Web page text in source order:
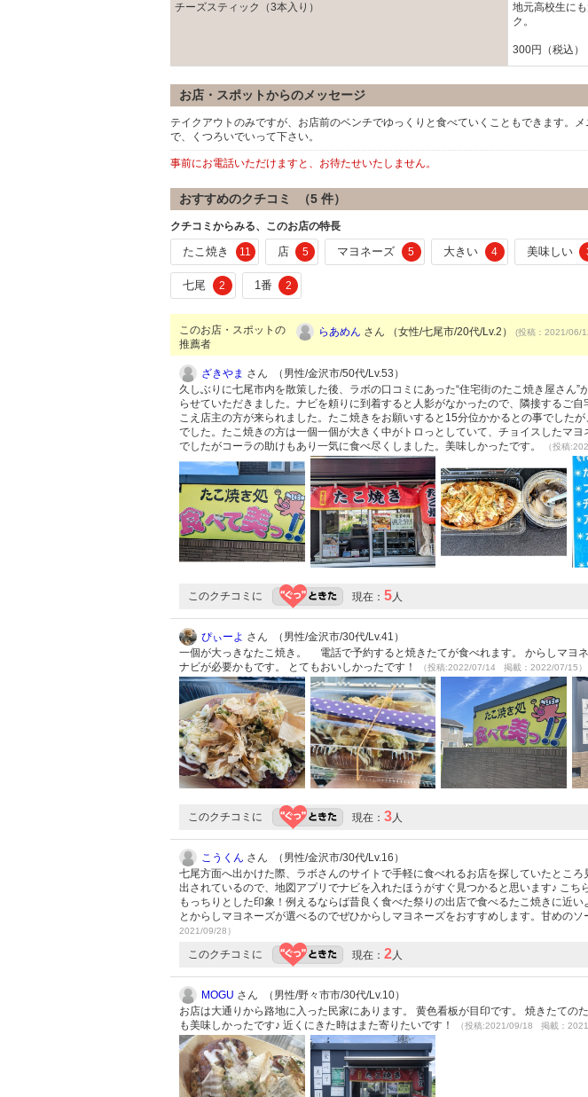
チーズスティック（3本入り）
地元高校生に
ク。
300円（税込）
お店・スポットからのメッセージ
テイクアウトのみですが、お店前のベンチでゆっくりと食べていくこともできます。
で、くつろいでいって下さい。
事前にお電話いただけますと、お待たせいたしません。
おすすめのクチコミ （5 件）
クチコミからみる、このお店の特長
たこ焼き 11 店 5 マヨネーズ 5 大きい 4 美味しい
七尾 2 1番 2
このお店・スポットの
推薦者
らあめん さん （女性/七尾市/20代/Lv.2） (投稿：2021/06/
ざきやま さん （男性/金沢市/50代/Lv.53）
久しぶりに七尾市内を散策した後、ラボの口コミにあった“住宅街のたこ焼き屋さん
らせていただきました。ナビを頼りに到着すると人影がなかったので、隣接するご
こえ店主の方が来られました。たこ焼きをお願いすると15分位かかるとの事でした
でした。たこ焼きの方は一個一個が大きく中がトロっとしていて、チョイスしたマ
でしたがコーラの助けもあり一気に食べ尽くしました。美味しかったです。
（投稿
このクチコミに 現在： 5人
ぴぃーよ さん （男性/金沢市/30代/Lv.41）
一個が大っきなたこ焼き。 電話で予約すると焼きたてが食べれます。 からしマヨ
ナビが必要かもです。 とてもおいしかったです！
（投稿:2022/07/14 掲載：2022/07/15）
このクチコミに 現在： 3人
こうくん さん （男性/金沢市/30代/Lv.16）
七尾方面へ出かけた際、ラボさんのサイトで手軽に食べれるお店を探していたとこ
出されているので、地図アプリでナビを入れたほうがすぐ見つかると思います♪ こ
もっちりとした印象！例えるならば昔良く食べた祭りの出店で食べるたこ焼きに近
とからしマヨネーズが選べるのでぜひからしマヨネーズをおすすめします。甘めのソ
2021/09/28）
このクチコミに 現在： 2人
MOGU さん （男性/野々市市/30代/Lv.10）
お店は大通りから路地に入った民家にあります。 黄色看板が目印です。 焼きたての
も美味しかったです♪ 近くにきた時はまた寄りたいです！
（投稿:2021/09/18 掲載：